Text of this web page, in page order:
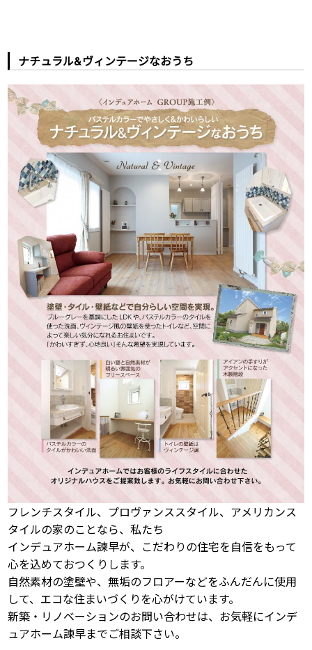
ナチュラル&ヴィンテージなおうち
フレンチスタイル、プロヴァンススタイル、アメリカンス
タイルの家のことなら、私たち
インデュアホーム諫早が、こだわりの住宅を自信をもって
心を込めておつくりします。
自然素材の塗壁や、無垢のフロアーなどをふんだんに使用
して、エコな住まいづくりを心がけています。
新築・リノベーションのお問い合わせは、お気軽にインデ
ュアホーム諫早までご相談下さい。